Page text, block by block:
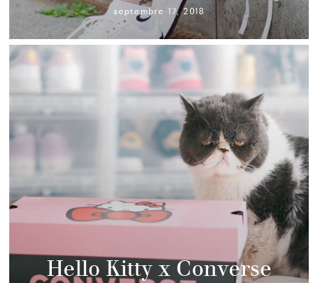
septembre 17, 2018
Hello Kitty x Converse